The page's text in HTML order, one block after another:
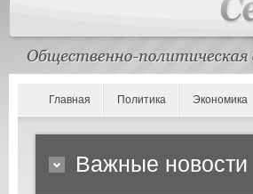
Главная Политика Экономика
Важные новости